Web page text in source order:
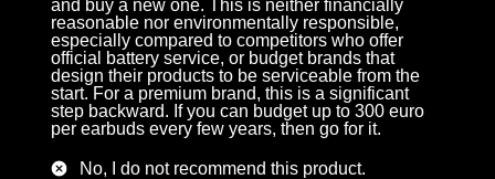
and buy a new one. This is neither financially
reasonable nor environmentally responsible,
especially compared to competitors who offer
official battery service, or budget brands that
design their products to be serviceable from the
start. For a premium brand, this is a significant
step backward. If you can budget up to 300 euro
per earbuds every few years, then go for it.
No, I do not recommend this product.